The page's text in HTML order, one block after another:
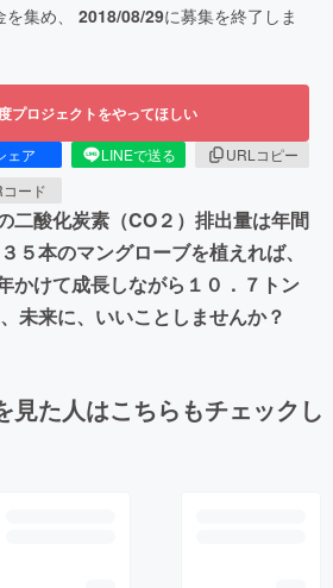
集め、 2018/08/29に募集を終了しま
プロジェクトをやってほしい
ェア LINEで送る
URLコピー
ード
二酸化炭素（CO２）排出量は年間
本のマングローブを植えれば、
かけて成長しながら１０．７トン
未来に、いいことしませんか？
見た人はこちらもチェックし